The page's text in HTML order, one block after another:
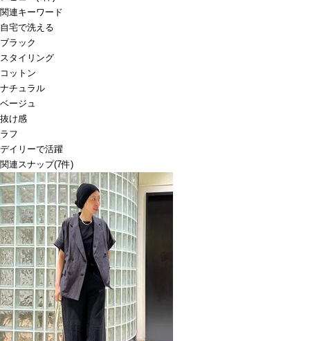
関連キーワード
自宅で洗える
ブラック
スタイリング
コットン
ナチュラル
ベージュ
抜け感
ラフ
デイリーで活躍
関連スナップ(7件)